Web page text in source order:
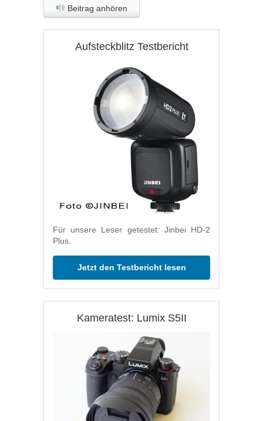
Beitrag anhören
Aufsteckblitz Testbericht
Für unsere Leser getestet: Jinbei HD-2
Plus.
Jetzt den Testbericht lesen
Kameratest: Lumix S5II